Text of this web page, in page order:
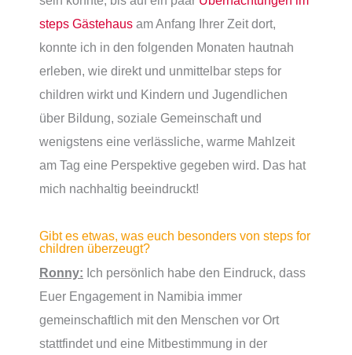
steps Gästehaus am Anfang Ihrer Zeit dort,
konnte ich in den folgenden Monaten hautnah
erleben, wie direkt und unmittelbar steps for
children wirkt und Kindern und Jugendlichen
über Bildung, soziale Gemeinschaft und
wenigstens eine verlässliche, warme Mahlzeit
am Tag eine Perspektive gegeben wird. Das hat
mich nachhaltig beeindruckt!
Gibt es etwas, was euch besonders von steps for
children überzeugt?
Ronny: Ich persönlich habe den Eindruck, dass
Euer Engagement in Namibia immer
gemeinschaftlich mit den Menschen vor Ort
stattfindet und eine Mitbestimmung in der